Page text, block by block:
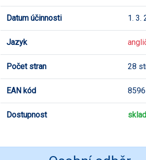
Datum účinnosti 1. 3.
Jazyk
Počet stran 28
EAN kód
Dostupnost